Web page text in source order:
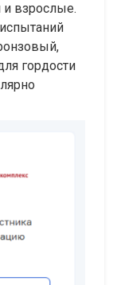
и взрослые.
гордости